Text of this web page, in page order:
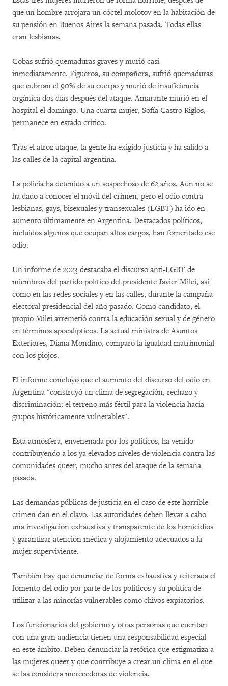
que un hombre arrojara un cóctel molotov en la habitación de
su pensión en Buenos Aires la semana pasada. Todas ellas
eran lesbianas.
Cobas sufrió quemaduras graves y murió casi
inmediatamente. Figueroa, su compañera, sufrió quemaduras
que cubrían el 90% de su cuerpo y murió de insuficiencia
orgánica dos días después del ataque. Amarante murió en el
hospital el domingo. Una cuarta mujer, Sofía Castro Riglos,
permanece en estado crítico.
Tras el atroz ataque, la gente ha exigido justicia y ha salido a
las calles de la capital argentina.
La policía ha detenido a un sospechoso de 62 años. Aún no se
ha dado a conocer el móvil del crimen, pero el odio contra
lesbianas, gays, bisexuales y transexuales (LGBT) ha ido en
aumento últimamente en Argentina. Destacados políticos,
incluidos algunos que ocupan altos cargos, han fomentado ese
odio.
Un informe de 2023 destacaba el discurso anti-LGBT de
miembros del partido político del presidente Javier Milei, así
como en las redes sociales y en las calles, durante la campaña
electoral presidencial del año pasado. Como candidato, el
propio Milei arremetió contra la educación sexual y de género
en términos apocalípticos. La actual ministra de Asuntos
Exteriores, Diana Mondino, comparó la igualdad matrimonial
con los piojos.
El informe concluyó que el aumento del discurso del odio en
Argentina "construyó un clima de segregación, rechazo y
discriminación; el terreno más fértil para la violencia hacia
grupos históricamente vulnerables".
Esta atmósfera, envenenada por los políticos, ha venido
contribuyendo a los ya elevados niveles de violencia contra las
comunidades queer, mucho antes del ataque de la semana
pasada.
Las demandas públicas de justicia en el caso de este horrible
crimen dan en el clavo. Las autoridades deben llevar a cabo
una investigación exhaustiva y transparente de los homicidios
y garantizar atención médica y alojamiento adecuados a la
mujer superviviente.
También hay que denunciar de forma exhaustiva y reiterada el
fomento del odio por parte de los políticos y su política de
utilizar a las minorías vulnerables como chivos expiatorios.
Los funcionarios del gobierno y otras personas que cuentan
con una gran audiencia tienen una responsabilidad especial
en este ámbito. Deben denunciar la retórica que estigmatiza a
las mujeres queer y que contribuye a crear un clima en el que
se las considera merecedoras de violencia.